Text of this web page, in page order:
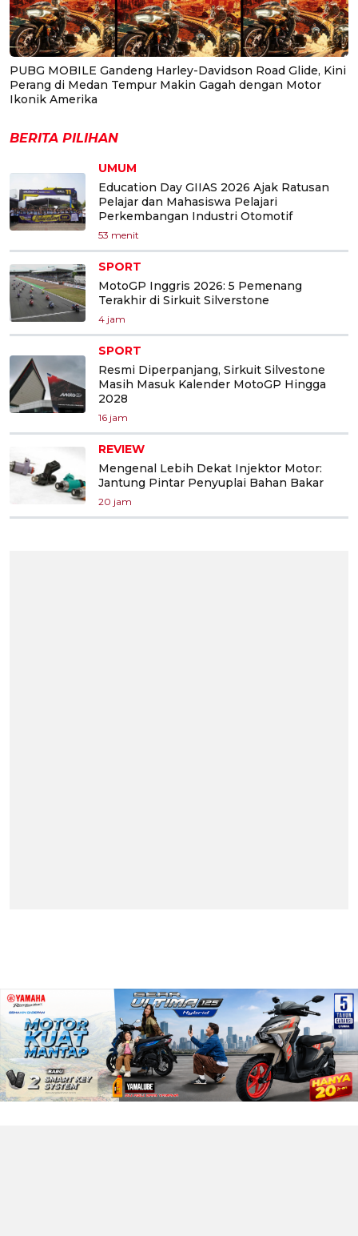
PUBG MOBILE Gandeng Harley-Davidson Road Glide, Kini
Perang di Medan Tempur Makin Gagah dengan Motor
Ikonik Amerika
BERITA PILIHAN
UMUM
Education Day GIIAS 2026 Ajak Ratusan
Pelajar dan Mahasiswa Pelajari
Perkembangan Industri Otomotif
53 menit
SPORT
MotoGP Inggris 2026: 5 Pemenang
Terakhir di Sirkuit Silverstone
4 jam
SPORT
Resmi Diperpanjang, Sirkuit Silvestone
Masih Masuk Kalender MotoGP Hingga
2028
16 jam
REVIEW
Mengenal Lebih Dekat Injektor Motor:
Jantung Pintar Penyuplai Bahan Bakar
20 jam